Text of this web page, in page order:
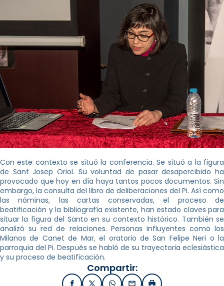
Con este contexto se situó la conferencia. Se situó a la figura
de Sant Josep Oriol. Su voluntad de pasar desapercibido ha
provocado que hoy en día haya tantos pocos documentos. Sin
embargo, la consulta del libro de deliberaciones del Pi. Así como
las nóminas, las cartas conservadas, el proceso de
beatificación y la bibliografía existente, han estado claves para
situar la figura del Santo en su contexto histórico. También se
analizó su red de relaciones. Personas influyentes como los
Milanos de Canet de Mar, el oratorio de San Felipe Neri o la
parroquia del Pi. Después se habló de su trayectoria eclesiástica
y su proceso de beatificación.
Compartir: